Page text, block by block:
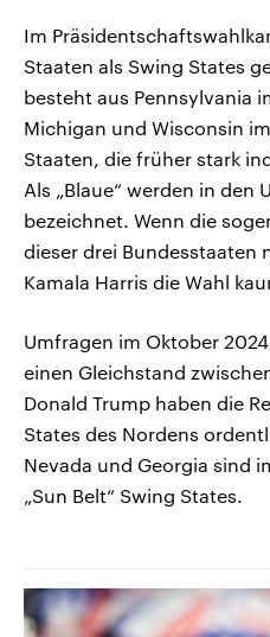
Im
Staaten als Swing States
besteht aus Pennsylvania
Michigan und Wisconsin
Staaten, die früher stark
Als „Blaue“ werden in den
bezeichnet. Wenn die
dieser drei Bundesstaaten
Kamala Harris die Wahl
Umfragen im Oktober
einen Gleichstand
Donald Trump haben die
States des Nordens
Nevada und Georgia sind
„Sun Belt“ Swing States.